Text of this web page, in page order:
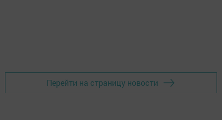
Перейти на страницу новости